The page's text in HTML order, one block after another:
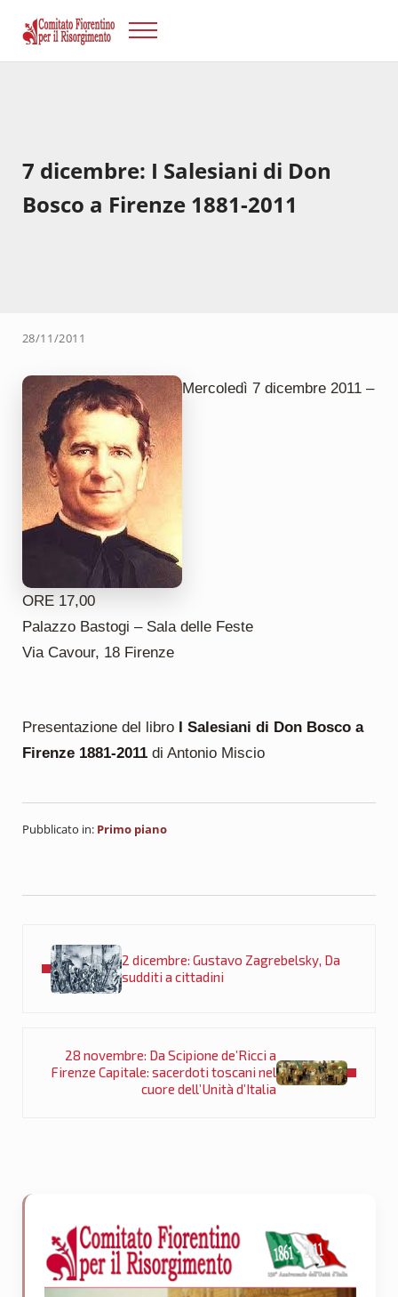
Risorgimento Firenze
Menu
7 dicembre: I Salesiani di Don
Bosco a Firenze 1881-2011
28/11/2011
Mercoledì 7 dicembre 2011 –
ORE 17,00
Palazzo Bastogi – Sala delle Feste
Via Cavour, 18 Firenze
Presentazione del libroI Salesiani di Don Bosco a
Firenze 1881-2011 di Antonio Miscio
Pubblicato in: Primo piano
2 dicembre: Gustavo Zagrebelsky, Da
sudditi a cittadini
28 novembre: Da Scipione de’Ricci a
Firenze Capitale: sacerdoti toscani nel
cuore dell’Unità d’Italia
Sidebar